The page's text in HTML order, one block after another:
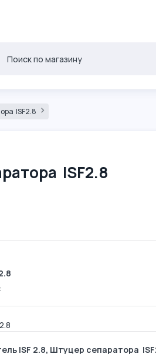
ISF2.8
ISF2.8
ISF 2.8, Штуцер сепаратора